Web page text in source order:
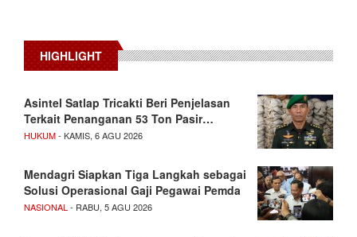
HIGHLIGHT
Asintel Satlap Tricakti Beri Penjelasan
Terkait Penanganan 53 Ton Pasir…
HUKUM- KAMIS, 6 AGU 2026
Mendagri Siapkan Tiga Langkah sebagai
Solusi Operasional Gaji Pegawai Pemda
NASIONAL - RABU, 5 AGU 2026